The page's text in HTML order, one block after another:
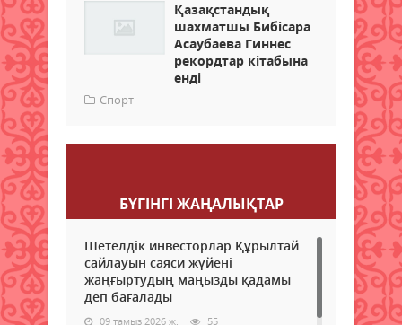
Қазақстандық
шахматшы Бибісара
Асаубаева Гиннес
рекордтар кітабына
енді
Спорт
БҮГІНГI ЖАҢАЛЫҚТАР
Шетелдік инвесторлар Құрылтай
сайлауын саяси жүйені
жаңғыртудың маңызды қадамы
деп бағалады
09 тамыз 2026 ж. 55